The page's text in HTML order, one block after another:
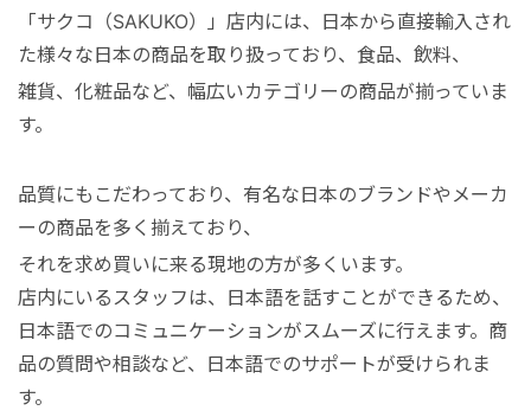
「サクコ（SAKUKO）」店内には、日本から直接輸入され
た様々な日本の商品を取り扱っており、食品、飲料、
雑貨、化粧品など、幅広いカテゴリーの商品が揃っていま
す。
品質にもこだわっており、有名な日本のブランドやメーカ
ーの商品を多く揃えており、
それを求め買いに来る現地の方が多くいます。
店内にいるスタッフは、日本語を話すことができるため、
日本語でのコミュニケーションがスムーズに行えます。商
品の質問や相談など、日本語でのサポートが受けられま
す。